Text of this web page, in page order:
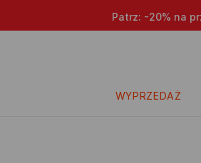
Patrz: -20% na
WYPRZEDAŻ